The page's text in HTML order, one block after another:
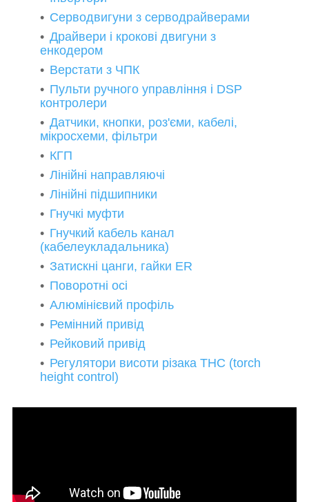
Серводвигуни з серводрайверами
Драйвери і крокові двигуни з
енкодером
Верстати з ЧПК
Пульти ручного управління і DSP
контролери
Датчики, кнопки, роз'єми, кабелі,
мікросхеми, фільтри
КГП
Лінійні направляючі
Лінійні підшипники
Гнучкі муфти
Гнучкий кабель канал
(кабелеукладальника)
Затискні цанги, гайки ER
Поворотні осі
Алюмінієвий профіль
Ремінний привід
Рейковий привід
Регулятори висоти різака THC (torch
height control)